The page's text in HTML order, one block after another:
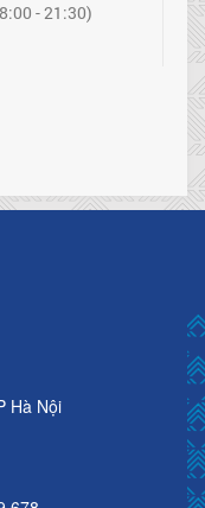
- 21:30)
Hà Nội